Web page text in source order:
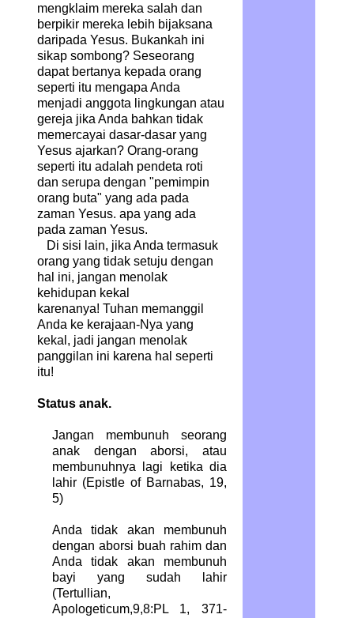
mengklaim mereka salah dan
berpikir mereka lebih bijaksana
daripada Yesus. Bukankah ini
sikap sombong? Seseorang
dapat bertanya kepada orang
seperti itu mengapa Anda
menjadi anggota lingkungan atau
gereja jika Anda bahkan tidak
memercayai dasar-dasar yang
Yesus ajarkan? Orang-orang
seperti itu adalah pendeta roti
dan serupa dengan "pemimpin
orang buta" yang ada pada
zaman Yesus. apa yang ada
pada zaman Yesus.
Di sisi lain, jika Anda termasuk
orang yang tidak setuju dengan
hal ini, jangan menolak
kehidupan kekal
karenanya! Tuhan memanggil
Anda ke kerajaan-Nya yang
kekal, jadi jangan menolak
panggilan ini karena hal seperti
itu!
Status anak.
Jangan membunuh seorang
anak dengan aborsi, atau
membunuhnya lagi ketika dia
lahir (Epistle of Barnabas, 19,
5)
Anda tidak akan membunuh
dengan aborsi buah rahim dan
Anda tidak akan membunuh
bayi yang sudah lahir
(Tertullian,
Apologeticum,9,8:PL 1, 371-